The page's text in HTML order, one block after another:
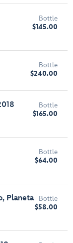
Bottle
$145.00
Bottle
$240.00
Bottle
$165.00
Bottle
$64.00
Planeta
Bottle
$58.00